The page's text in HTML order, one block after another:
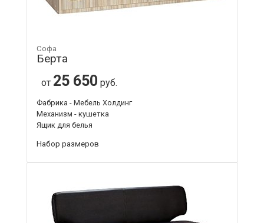
Софа
Берта
от 25 650 руб.
Фабрика - Мебель Холдинг
Механизм - кушетка
Ящик для белья
Набор размеров